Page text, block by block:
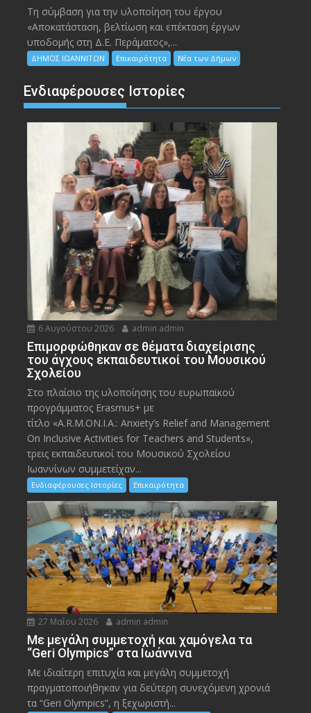
Τη σύμβαση για την υλοποίηση του έργου
«Αποκατάσταση, βελτίωση και επέκταση έργων
υποδομής στη Δ.Ε. Περάματος»,...
ΔΗΜΟΣ ΙΩΑΝΝΙΤΩΝ Επικαιρότητα Νέα των Δήμων
Ενδιαφέρουσες Ιστορίες
6 Αυγούστου 2026 admin admin
Eπιμορφώθηκαν σε θέματα διαχείρισης
του άγχους εκπαιδευτικοί του Μουσικού
Σχολείου
Στο πλαίσιο της υλοποίησης του ευρωπαϊκού
προγράμματος Erasmus+ με
τίτλο «A.R.M.ON.I.A.: Anxiety’s Relief and Management
On Inclusive Activities for Teachers and Students»,
τρεις εκπαιδευτικοί του Μουσικού Σχολείου
Ιωαννίνων συμμετείχαν...
Ενδιαφέρουσες Ιστορίες Επικαιρότητα
27 Μαΐου 2026 admin admin
Με μεγάλη συμμετοχή και χαμόγελα τα
“Geri Olympics” στα Ιωάννινα
Με ιδιαίτερη επιτυχία και μεγάλη συμμετοχή
πραγματοποιήθηκαν για δεύτερη συνεχόμενη χρονιά
τα “Geri Olympics”, η ξεχωριστή...